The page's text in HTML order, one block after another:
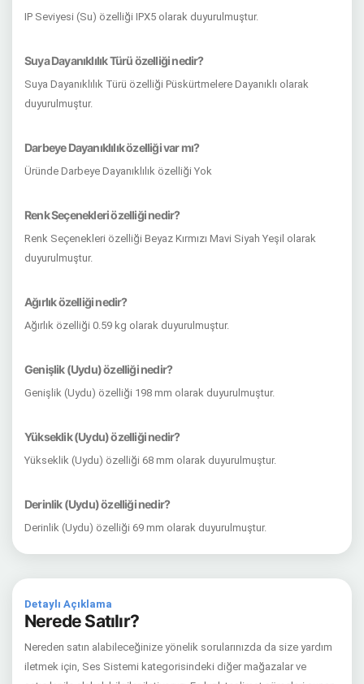
IP Seviyesi (Su) özelliği IPX5 olarak duyurulmuştur.
Suya Dayanıklılık Türü özelliği nedir?
Suya Dayanıklılık Türü özelliği Püskürtmelere Dayanıklı olarak
duyurulmuştur.
Darbeye Dayanıklılık özelliği var mı?
Üründe Darbeye Dayanıklılık özelliği Yok
Renk Seçenekleri özelliği nedir?
Renk Seçenekleri özelliği Beyaz Kırmızı Mavi Siyah Yeşil olarak
duyurulmuştur.
Ağırlık özelliği nedir?
Ağırlık özelliği 0.59 kg olarak duyurulmuştur.
Genişlik (Uydu) özelliği nedir?
Genişlik (Uydu) özelliği 198 mm olarak duyurulmuştur.
Yükseklik (Uydu) özelliği nedir?
Yükseklik (Uydu) özelliği 68 mm olarak duyurulmuştur.
Derinlik (Uydu) özelliği nedir?
Derinlik (Uydu) özelliği 69 mm olarak duyurulmuştur.
Detaylı Açıklama
Nerede Satılır?
Nereden satın alabileceğinize yönelik sorularınızda da size yardım
iletmek için, Ses Sistemi kategorisindeki diğer mağazalar ve